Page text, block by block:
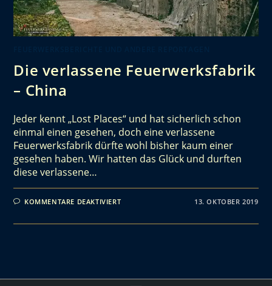
Die verlassene Feuerwerksfabrik
– China
Jeder kennt „Lost Places“ und hat sicherlich schon
einmal einen gesehen, doch eine verlassene
Feuerwerksfabrik dürfte wohl bisher kaum einer
gesehen haben. Wir hatten das Glück und durften
diese verlassene…
KOMMENTARE DEAKTIVIERT 13. OKTOBER 2019